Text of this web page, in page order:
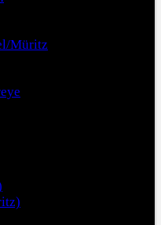
Müritz